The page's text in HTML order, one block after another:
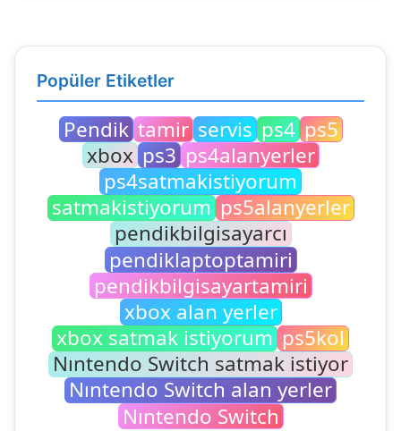
Popüler Etiketler
Pendik tamir servis ps4 ps5
xbox ps3 ps4alanyerler
ps4satmakistiyorum
satmakistiyorum ps5alanyerler
pendikbilgisayarcı
pendiklaptoptamiri
pendikbilgisayartamiri
xbox alan yerler
xbox satmak istiyorum ps5kol
Nıntendo Switch satmak istiyor
Nıntendo Switch alan yerler
Nıntendo Switch